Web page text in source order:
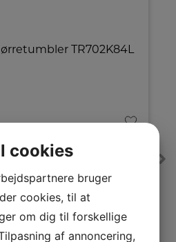
med 8 kg
ved lavere temperaturer.
sikrer jævn tørring og
filter og vendbar dør, mindre
placering.
E
cookies
bruger
cookies, til at
om dig til forskellige
af annoncering,